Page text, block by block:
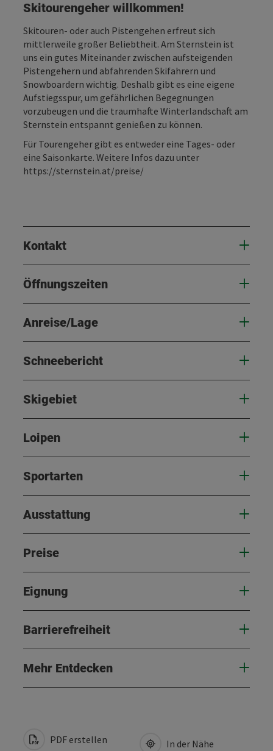
Skitourengeher willkommen!
Skitouren- oder auch Pistengehen erfreut sich
mittlerweile großer Beliebtheit. Am Sternstein ist
uns ein gutes Miteinander zwischen aufsteigenden
Pistengehern und abfahrenden Skifahrern und
Snowboardern wichtig. Deshalb gibt es eine eigene
Aufstiegsspur, um gefährlichen Begegnungen
vorzubeugen und die traumhafte Winterlandschaft am
Sternstein entspannt genießen zu können.
Für Tourengeher gibt es entweder eine Tages- oder
eine Saisonkarte. Weitere Infos dazu unter
https://sternstein.at/preise/
Kontakt
Öffnungszeiten
Anreise/Lage
Schneebericht
Skigebiet
Loipen
Sportarten
Ausstattung
Preise
Eignung
Barrierefreiheit
Mehr Entdecken
PDF erstellen In der Nähe